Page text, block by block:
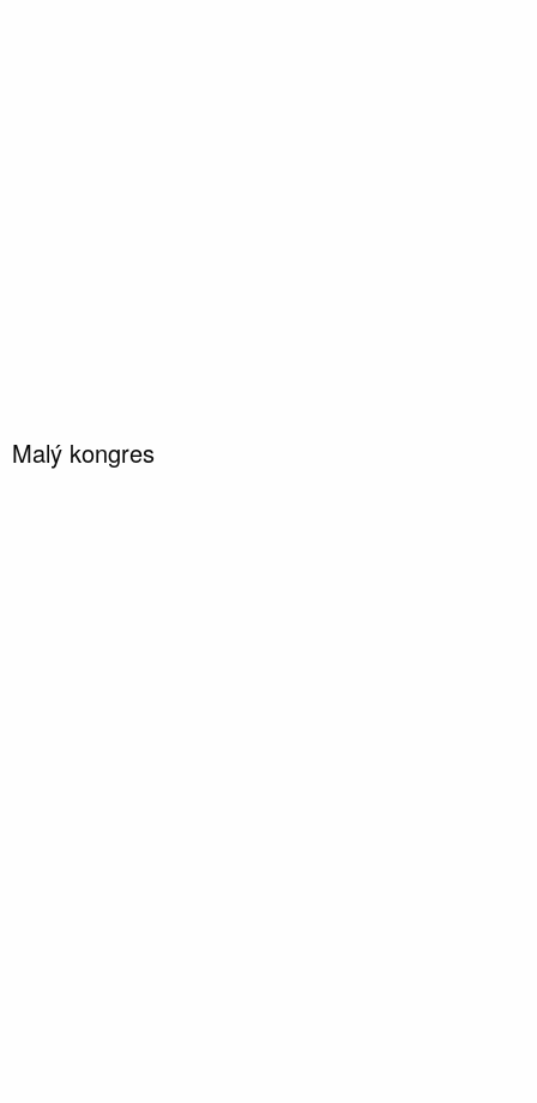
Malý kongres